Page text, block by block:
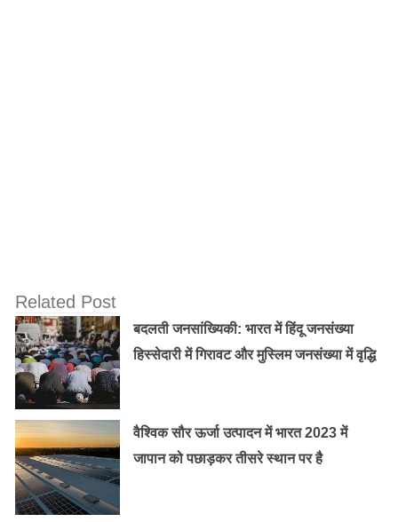
Related Post
बदलती जनसांख्यिकी: भारत में हिंदू जनसंख्या
हिस्सेदारी में गिरावट और मुस्लिम जनसंख्या में वृद्धि
वैश्विक सौर ऊर्जा उत्पादन में भारत 2023 में
जापान को पछाड़कर तीसरे स्थान पर है